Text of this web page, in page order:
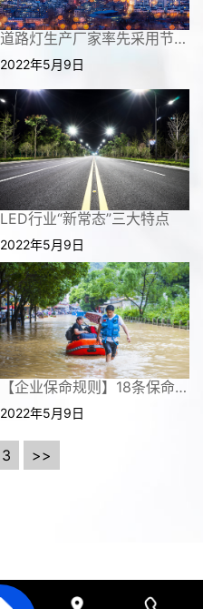
道路灯生产厂家率先采用节能能源革新出新市场
2022年5月9日
LED行业“新常态”三大特点
2022年5月9日
【企业保命规则】18条保命规则 你不可不知（二）
2022年5月9日
3 >>